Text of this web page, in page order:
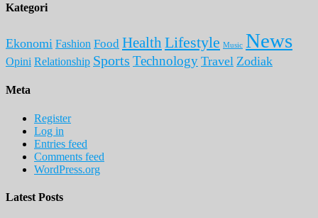
Kategori
Ekonomi Fashion Food Health Lifestyle Music News
Opini Relationship Sports Technology Travel Zodiak
Meta
Register
Log in
Entries feed
Comments feed
WordPress.org
Latest Posts